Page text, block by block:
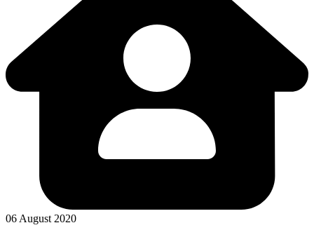
06 August 2020